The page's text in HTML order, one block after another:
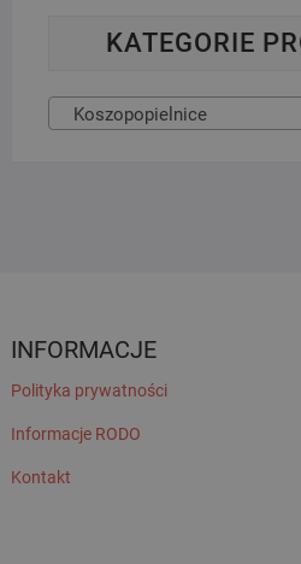
KATEGORIE
Koszopopielnice
INFORMACJE
Polityka prywatności
Informacje RODO
Kontakt